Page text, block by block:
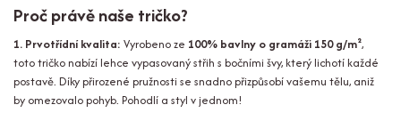
Proč právě naše tričko?
1. Prvotřídní kvalita: Vyrobeno ze 100% bavlny o gramáži 150 g/m²,
toto tričko nabízí lehce vypasovaný střih s bočními švy, který lichotí každé
postavě. Díky přirozené pružnosti se snadno přizpůsobí vašemu tělu, aniž
by omezovalo pohyb. Pohodlí a styl v jednom!